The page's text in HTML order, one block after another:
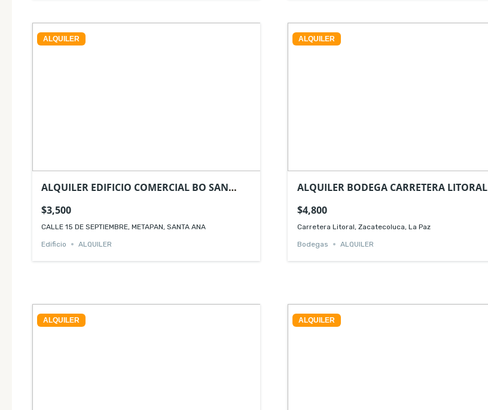
ALQUILER
ALQUILER EDIFICIO COMERCIAL BO SAN
$3,500
CALLE 15 DE SEPTIEMBRE, METAPAN, SANTA ANA
Edificio ALQUILER
ALQUILER
ALQUILER BODEGA CARRETERA LITORAL
$4,800
Carretera Litoral, Zacatecoluca, La Paz
Bodegas ALQUILER
ALQUILER ALQUILER